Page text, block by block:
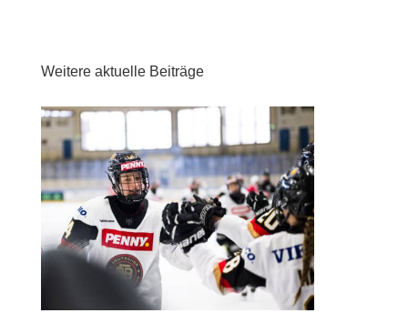
Weitere aktuelle Beiträge